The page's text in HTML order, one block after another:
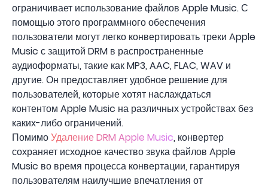
ограничивает использование файлов Apple Music. С
помощью этого программного обеспечения
пользователи могут легко конвертировать треки Apple
Music с защитой DRM в распространенные
аудиоформаты, такие как MP3, AAC, FLAC, WAV и
другие. Он предоставляет удобное решение для
пользователей, которые хотят наслаждаться
контентом Apple Music на различных устройствах без
каких-либо ограничений.
ПомимоУдаление DRM Apple Music, конвертер
сохраняет исходное качество звука файлов Apple
Music во время процесса конвертации, гарантируя
пользователям наилучшие впечатления от